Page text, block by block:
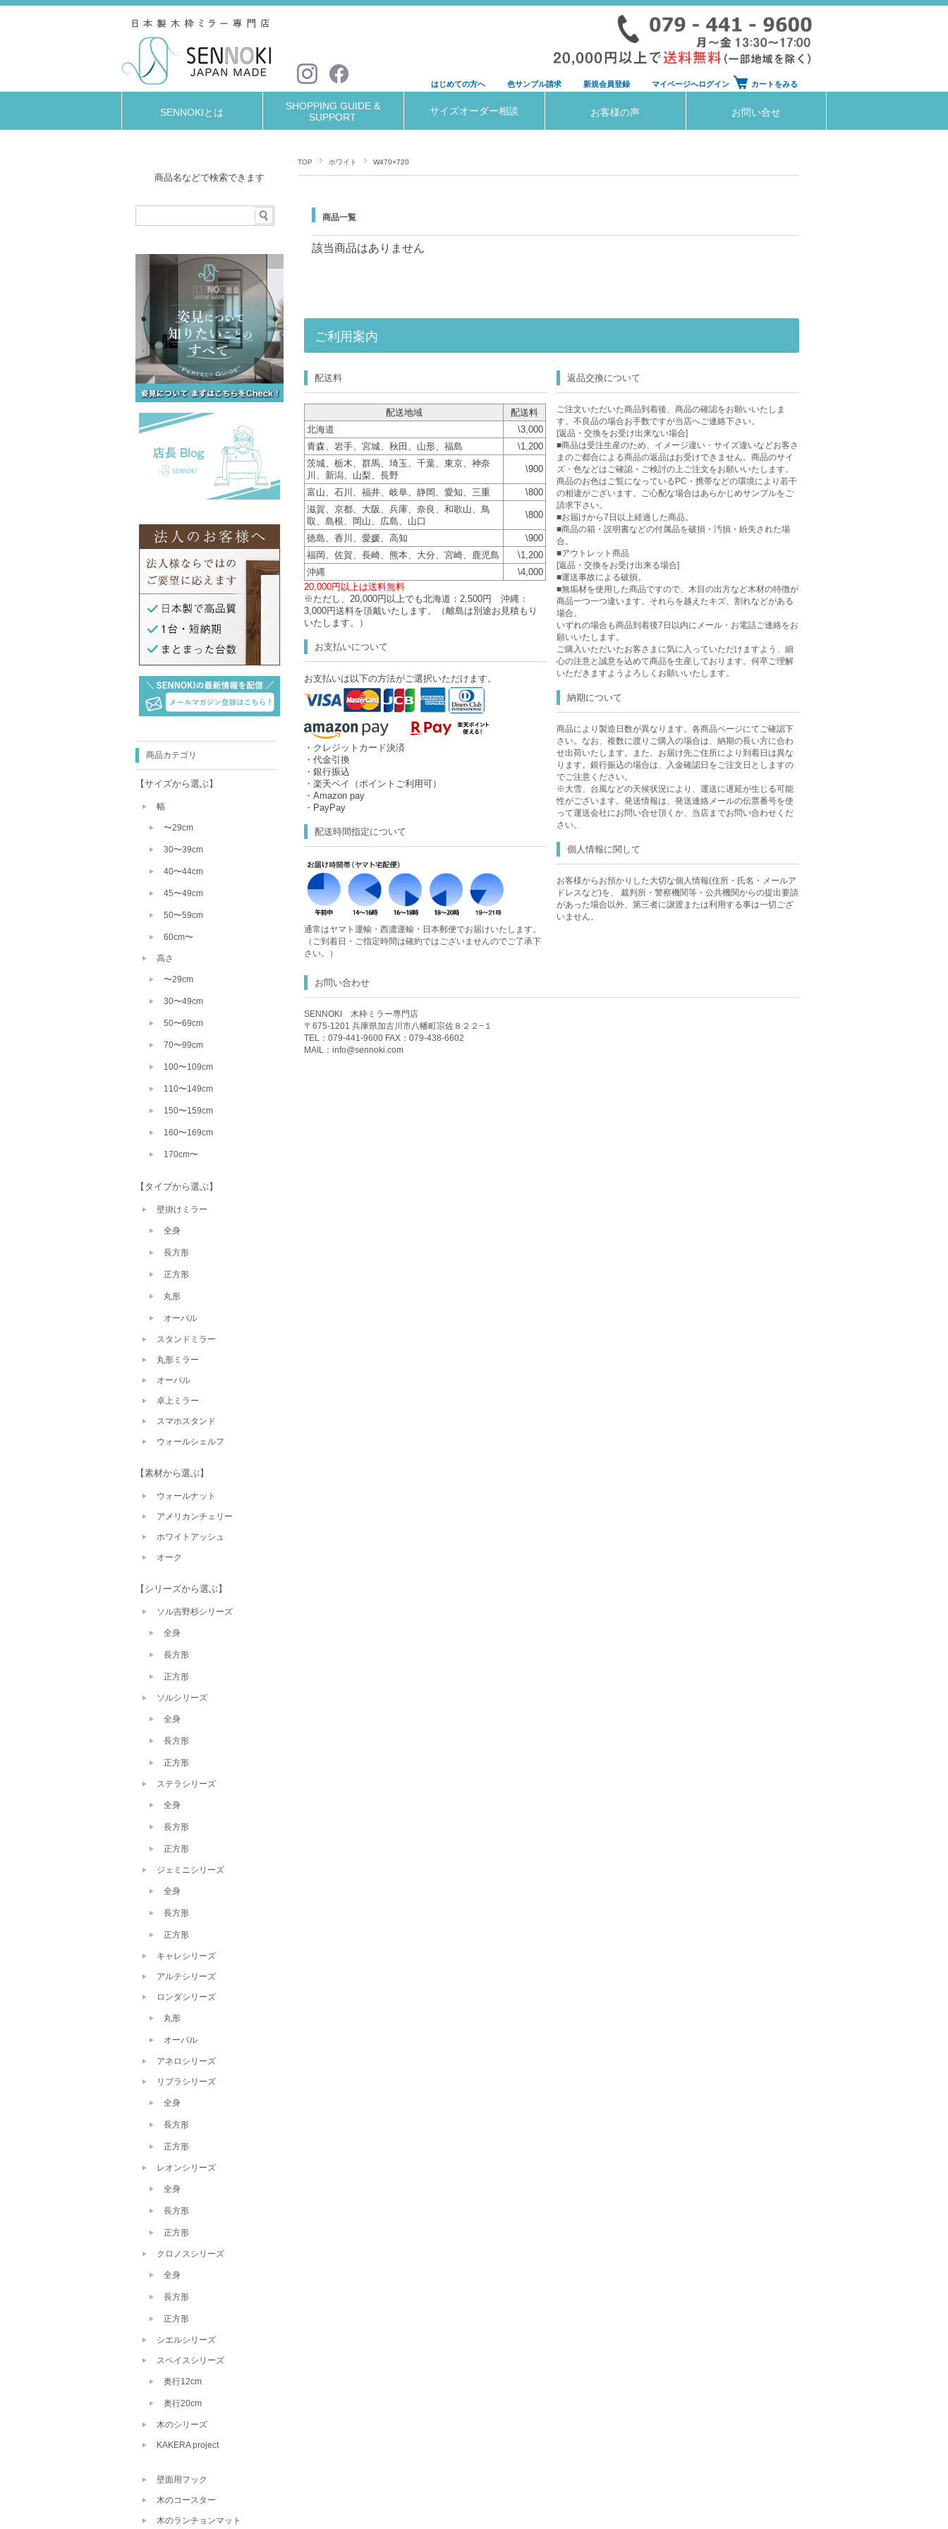
はじめての方へ 色サンプル請求 新規会員登録 マイページへログイン カートをみる
SENNOKIとは
SHOPPING GUIDE &
SUPPORT
サイズオーダー相談 お客様の声 お問い合せ
TOP ホワイト W470×720
商品一覧
該当商品はありません
ご利用案内
配送料
配送地域
配送料
北海道
\3,000
青森、岩手、宮城、秋田、山形、福島
\1,200
茨城、栃木、群馬、埼玉、千葉、東京、神奈
川、新潟、山梨、長野
\900
富山、石川、福井、岐阜、静岡、愛知、三重
\800
滋賀、京都、大阪、兵庫、奈良、和歌山、鳥
取、島根、岡山、広島、山口
\800
徳島、香川、愛媛、高知
\900
福岡、佐賀、長崎、熊本、大分、宮崎、鹿児島
\1,200
沖縄
\4,000
20,000円以上は送料無料
※ただし、20,000円以上でも北海道：2,500円 沖縄：
3,000円送料を頂戴いたします。（離島は別途お見積もり
いたします。）
お支払いについて
お支払いは以下の方法がご選択いただけます。
・クレジットカード決済
・代金引換
・銀行振込
・楽天ペイ（ポイントご利用可）
・Amazon pay
・PayPay
配送時間指定について
通常はヤマト運輸・西濃運輸・日本郵便でお届けいたします。
（ご到着日・ご指定時間は確約ではございませんのでご了承下
さい。）
返品交換について
ご注文いただいた商品到着後、商品の確認をお願いいたしま
す。不良品の場合お手数ですが当店へご連絡下さい。
[返品・交換をお受け出来ない場合]
■商品は受注生産のため、イメージ違い・サイズ違いなどお客さ
まのご都合による商品の返品はお受けできません。商品のサイ
ズ・色などはご確認・ご検討の上ご注文をお願いいたします。
商品のお色はご覧になっているPC・携帯などの環境により若干
の相違がございます。ご心配な場合はあらかじめサンプルをご
請求下さい。
■お届けから7日以上経過した商品。
■商品の箱・説明書などの付属品を破損・汚損・紛失された場
合。
■アウトレット商品
[返品・交換をお受け出来る場合]
■運送事故による破損。
■無垢材を使用した商品ですので、木目の出方など木材の特徴が
商品一つ一つ違います。それらを越えたキズ、割れなどがある
場合。
いずれの場合も商品到着後7日以内にメール・お電話ご連絡をお
願いいたします。
ご購入いただいたお客さまに気に入っていただけますよう、細
心の注意と誠意を込めて商品を生産しております。何卒ご理解
いただきますようよろしくお願いいたします。
納期について
商品により製造日数が異なります。各商品ページにてご確認下
さい。なお、複数に渡りご購入の場合は、納期の長い方に合わ
せ出荷いたします。また、お届け先ご住所により到着日は異な
ります。銀行振込の場合は、入金確認日をご注文日としますの
でご注意ください。
※大雪、台風などの天候状況により、運送に遅延が生じる可能
性がございます。発送情報は、発送連絡メールの伝票番号を使
って運送会社にお問い合せ頂くか、当店までお問い合わせくだ
さい。
個人情報に関して
お客様からお預かりした大切な個人情報(住所・氏名・メールア
ドレスなど)を、 裁判所・警察機関等・公共機関からの提出要請
があった場合以外、第三者に譲渡または利用する事は一切ござ
いません。
お問い合わせ
SENNOKI 木枠ミラー専門店
〒675-1201 兵庫県加古川市八幡町宗佐８２２−１
TEL：079-441-9600 FAX：079-438-6602
MAIL： info@sennoki.com
商品名などで検索できます
商品カテゴリ
【サイズから選ぶ】
幅
〜29cm
30〜39cm
40〜44cm
45〜49cm
50〜59cm
60cm〜
高さ
〜29cm
30〜49cm
50〜69cm
70〜99cm
100〜109cm
110〜149cm
150〜159cm
160〜169cm
170cm〜
【タイプから選ぶ】
壁掛けミラー
全身
長方形
正方形
丸形
オーバル
スタンドミラー
丸形ミラー
オーバル
卓上ミラー
スマホスタンド
ウォールシェルフ
【素材から選ぶ】
ウォールナット
アメリカンチェリー
ホワイトアッシュ
オーク
【シリーズから選ぶ】
ソル吉野杉シリーズ
全身
長方形
正方形
ソルシリーズ
全身
長方形
正方形
ステラシリーズ
全身
長方形
正方形
ジェミニシリーズ
全身
長方形
正方形
キャレシリーズ
アルテシリーズ
ロンダシリーズ
丸形
オーバル
アネロシリーズ
リブラシリーズ
全身
長方形
正方形
レオンシリーズ
全身
長方形
正方形
クロノスシリーズ
全身
長方形
正方形
シエルシリーズ
スペイスシリーズ
奥行12cm
奥行20cm
木のシリーズ
KAKERA project
壁面用フック
木のコースター
木のランチョンマット